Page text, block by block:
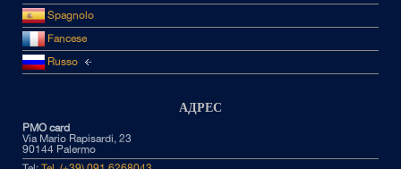
Spagnolo
Fancese
Russo
АДРЕС
PMO card
Via Mario Rapisardi, 23
90144 Palermo